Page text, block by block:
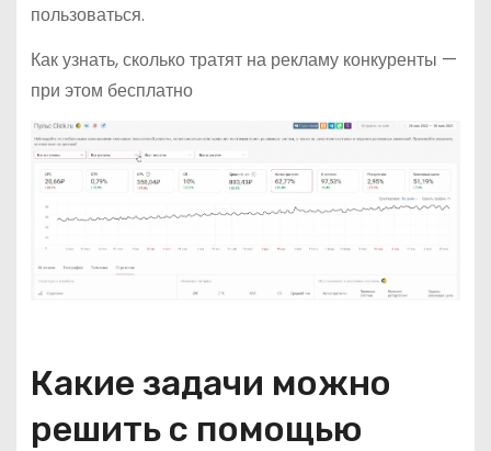
пользоваться.
Как узнать, сколько тратят на рекламу конкуренты —
при этом бесплатно
Какие задачи можно
решить с помощью